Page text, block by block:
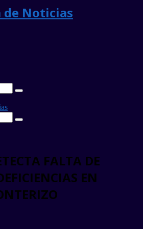
Search
Search
FALTA DE
EN